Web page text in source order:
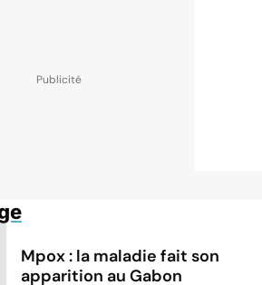
Mpox : la maladie fait son
apparition au Gabon